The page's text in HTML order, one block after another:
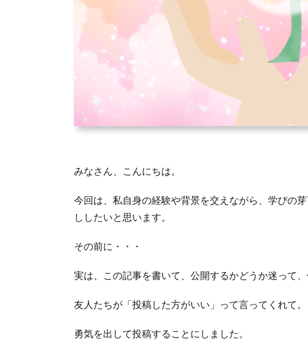
みなさん、こんにちは。
今回は、私自身の経験や背景を交えながら、学びの
ししたいと思います。
その前に・・・
実は、この記事を書いて、公開するかどうか迷って
友人たちが「投稿した方がいい」って言ってくれて。
勇気を出して投稿することにしました。